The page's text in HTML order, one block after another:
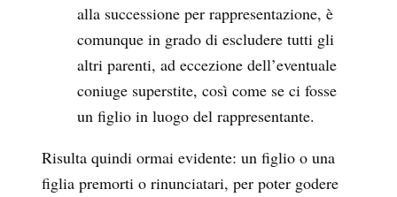
alla successione per rappresentazione, è
comunque in grado di escludere tutti gli
altri parenti, ad eccezione dell’eventuale
coniuge superstite, così come se ci fosse
un figlio in luogo del rappresentante.
Risulta quindi ormai evidente: un figlio o una
figlia premorti o rinunciatari, per poter godere